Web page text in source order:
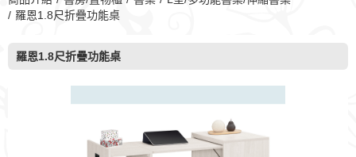
羅恩1.8尺折疊功能桌
羅恩1.8尺折疊功能桌